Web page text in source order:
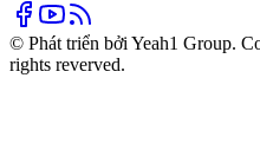
© Phát triển bởi Yeah1 Group.
rights reverved.